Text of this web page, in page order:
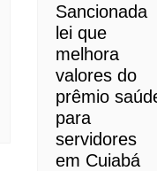
Sancionada
lei que
melhora
valores do
prêmio
para
servidores
em Cuiabá